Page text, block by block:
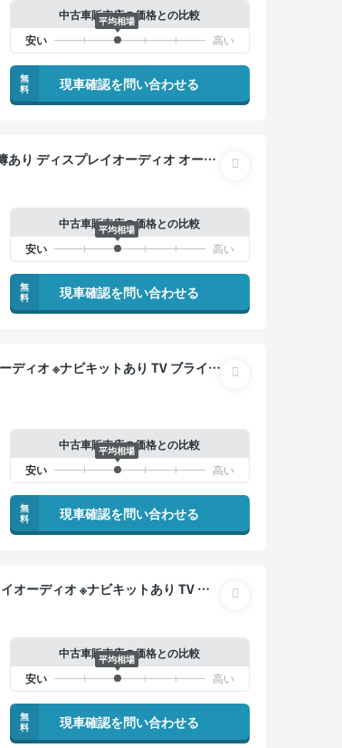
中古車販売店の価格との比較
平均相場
無
料
現車確認を問い合わせる
中古車販売店の価格との比較
平均相場
無
料
現車確認を問い合わせる
モニター 全方位カメラ ドライブレ
中古車販売店の価格との比較
平均相場
無
料
現車確認を問い合わせる
突軽減
中古車販売店の価格との比較
平均相場
無
料
現車確認を問い合わせる